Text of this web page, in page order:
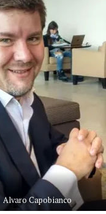
Alvaro Capobianco